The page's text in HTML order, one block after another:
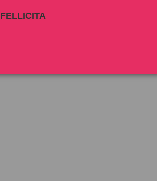
FELLICITA